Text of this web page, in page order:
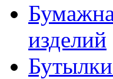
изделий